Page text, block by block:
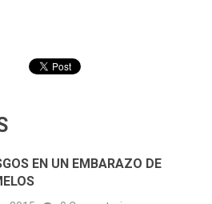
EN UN EMBARAZO DE